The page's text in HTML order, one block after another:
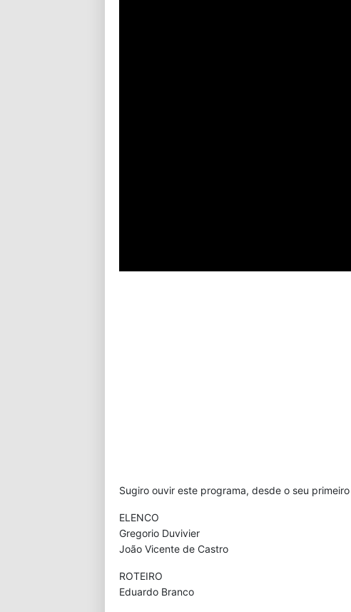
Sugiro ouvir este programa, desde o seu
ELENCO
Gregorio Duvivier
João Vicente de Castro
ROTEIRO
Eduardo Branco